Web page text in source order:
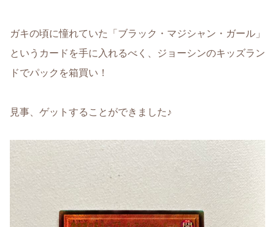
ガキの頃に憧れていた「ブラック・マジシャン・ガール」
というカードを手に入れるべく、ジョーシンのキッズラン
ドでパックを箱買い！
見事、ゲットすることができました♪